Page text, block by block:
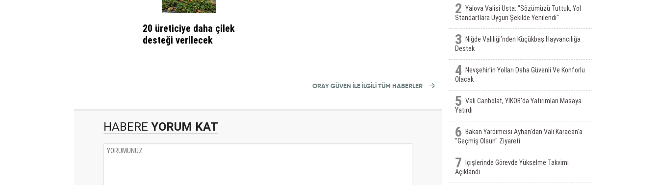
20 üreticiye daha çilek
desteği verilecek
ORAY GÜVEN İLE İLGİLİ TÜM HABERLER
HABERE YORUM KAT
2 Yalova Valisi Usta: "Sözümüzü Tuttuk, Yol
Standartlara Uygun Şekilde Yenilendi"
3
Niğde Valiliği’nden Küçükbaş Hayvancılığa
Destek
4
Nevşehir’in Yolları Daha Güvenli Ve Konforlu
Olacak
5 Vali Canbolat, YİKOB'da Yatırımları Masaya
Yatırdı
6
Bakan Yardımcısı Ayhan’dan Vali Karacan’a
"Geçmiş Olsun" Ziyareti
7
İçişlerinde Görevde Yükselme Takvimi
Açıklandı